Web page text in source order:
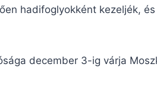
hadifoglyokként kezeljék,
december 3-ig várja